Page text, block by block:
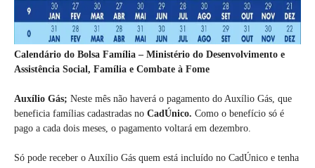
Calendário do Bolsa Família – Ministério do Desenvolvimento e
Assistência Social, Família e Combate à Fome
Auxílio Gás; Neste mês não haverá o pagamento do Auxílio Gás, que
beneficia famílias cadastradas no CadÚnico. Como o benefício só é
pago a cada dois meses, o pagamento voltará em dezembro.
Só pode receber o Auxílio Gás quem está incluído no CadÚnico e tenha